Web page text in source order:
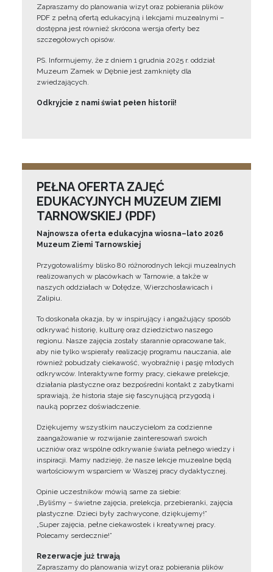
Zapraszamy do planowania wizyt oraz pobierania plików
PDF z pełną ofertą edukacyjną i lekcjami muzealnymi –
dostępna jest również skrócona wersja oferty bez
szczegółowych opisów.
PS. Informujemy, że z dniem 1 grudnia 2025 r. oddział
Muzeum Zamek w Dębnie jest zamknięty dla
zwiedzających.
Odkryjcie z nami świat pełen historii!
PEŁNA OFERTA ZAJĘĆ
EDUKACYJNYCH MUZEUM ZIEMI
TARNOWSKIEJ (PDF)
Najnowsza oferta edukacyjna wiosna–lato 2026
Muzeum Ziemi Tarnowskiej
Przygotowaliśmy blisko 80 różnorodnych lekcji muzealnych
realizowanych w placówkach w Tarnowie, a także w
naszych oddziałach w Dołędze, Wierzchosławicach i
Zalipiu.
To doskonała okazja, by w inspirujący i angażujący sposób
odkrywać historię, kulturę oraz dziedzictwo naszego
regionu. Nasze zajęcia zostały starannie opracowane tak,
aby nie tylko wspierały realizację programu nauczania, ale
również pobudzały ciekawość, wyobraźnię i pasję młodych
odkrywców. Interaktywne formy pracy, ciekawe prelekcje,
działania plastyczne oraz bezpośredni kontakt z zabytkami
sprawiają, że historia staje się fascynującą przygodą i
nauką poprzez doświadczenie.
Dziękujemy wszystkim nauczycielom za codzienne
zaangażowanie w rozwijanie zainteresowań swoich
uczniów oraz wspólne odkrywanie świata pełnego wiedzy i
inspiracji. Mamy nadzieję, że nasze lekcje muzealne będą
wartościowym wsparciem w Waszej pracy dydaktycznej.
Opinie uczestników mówią same za siebie:
„Byliśmy – świetne zajęcia, prelekcja, przebieranki, zajęcia
plastyczne. Dzieci były zachwycone, dziękujemy!”
„Super zajęcia, pełne ciekawostek i kreatywnej pracy.
Polecamy serdecznie!”
Rezerwacje już trwają
Zapraszamy do planowania wizyt oraz pobierania plików